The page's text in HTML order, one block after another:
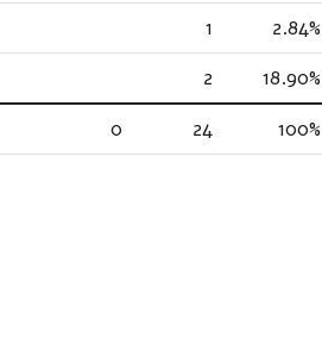
2.84%
1
18.90%
2
100%
24
0